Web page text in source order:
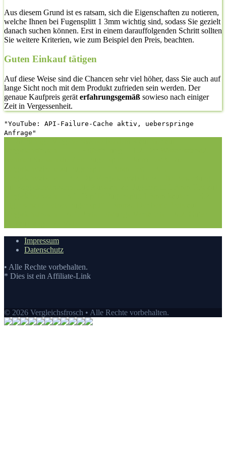
Aus diesem Grund ist es ratsam, sich die Eigenschaften zu notieren,
welche Ihnen bei Fugensplitt 1 3mm wichtig sind, sodass Sie gezielt
danach suchen können. Erst in einem darauffolgenden Schritt sollten
Sie weitere Kriterien, wie zum Beispiel den Preis, beachten.
Guten Einkauf tätigen
Auf diese Weise sind die Chancen sehr viel höher, dass Sie auch auf
lange Sicht noch mit dem Produkt zufrieden sein werden. Der
genaue Kaufpreis gerät erfahrungsgemäß sowieso nach einiger
Zeit in Vergessenheit.
"YouTube: API-Failure-Cache aktiv, ueberspringe
Anfrage"
Impressum
Datenschutz
• Alle Rechte vorbehalten.
* Dies ist ein Affiliate-Link
© 2026 Vergleichsfrosch • Alle Rechte vorbehalten.